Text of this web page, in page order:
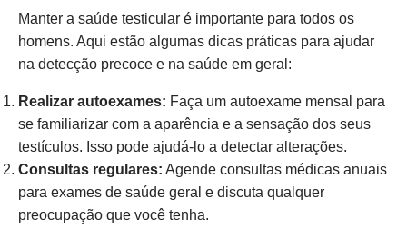
Manter a saúde testicular é importante para todos os
homens. Aqui estão algumas dicas práticas para ajudar
na detecção precoce e na saúde em geral:
Realizar autoexames: Faça um autoexame mensal para
se familiarizar com a aparência e a sensação dos seus
testículos. Isso pode ajudá-lo a detectar alterações.
Consultas regulares: Agende consultas médicas anuais
para exames de saúde geral e discuta qualquer
preocupação que você tenha.